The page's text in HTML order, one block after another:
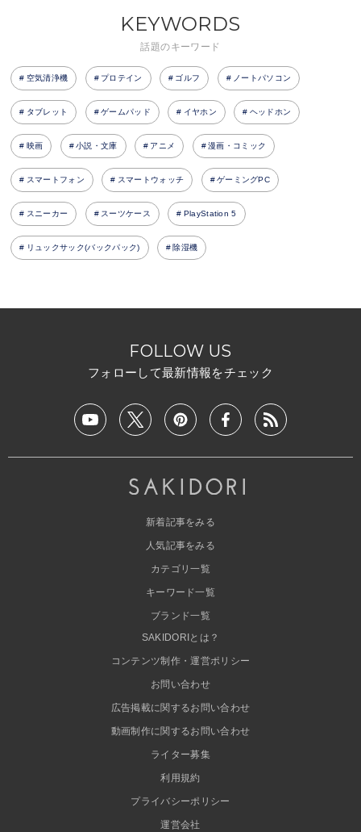
KEYWORDS
話題のキーワード
空気清浄機 プロテイン ゴルフ ノートパソコン
タブレット ゲームパッド イヤホン ヘッドホン
映画 小説・文庫 アニメ 漫画・コミック
スマートフォン スマートウォッチ ゲーミングPC
スニーカー スーツケース PlayStation 5
リュックサック(バックパック) 除湿機
FOLLOW US
フォローして最新情報をチェック
新着記事をみる
人気記事をみる
カテゴリ一覧
キーワード一覧
ブランド一覧
SAKIDORIとは？
コンテンツ制作・運営ポリシー
お問い合わせ
広告掲載に関するお問い合わせ
動画制作に関するお問い合わせ
ライター募集
利用規約
プライバシーポリシー
運営会社